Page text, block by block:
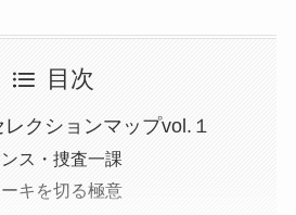
目次
レクションマップvol.１
ス・捜査一課
キを切る極意